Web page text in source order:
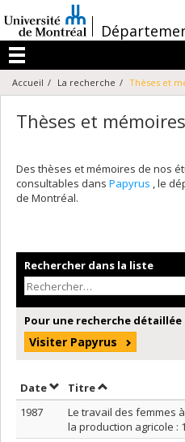
au
contenu
/
Menu
Accueil La recherche Thèses et
Thèses et mémoires
Des thèses et mémoires de nos
consultables dans Papyrus , le
de Montréal.
Rechercher dans la liste
Pour une recherche détaillée
Visiter Papyrus
DateTrier par date en ordre
TitreTrier par titre
1987
Le travail des femmes
la production agricole :